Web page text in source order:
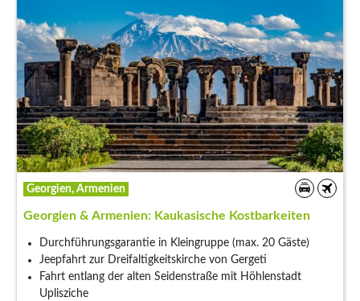
Georgien, Armenien
Georgien & Armenien: Kaukasische Kostbarkeiten
Durchführungsgarantie in Kleingruppe (max. 20 Gäste)
Jeepfahrt zur Dreifaltigkeitskirche von Gergeti
Fahrt entlang der alten Seidenstraße mit Höhlenstadt
Uplisziche